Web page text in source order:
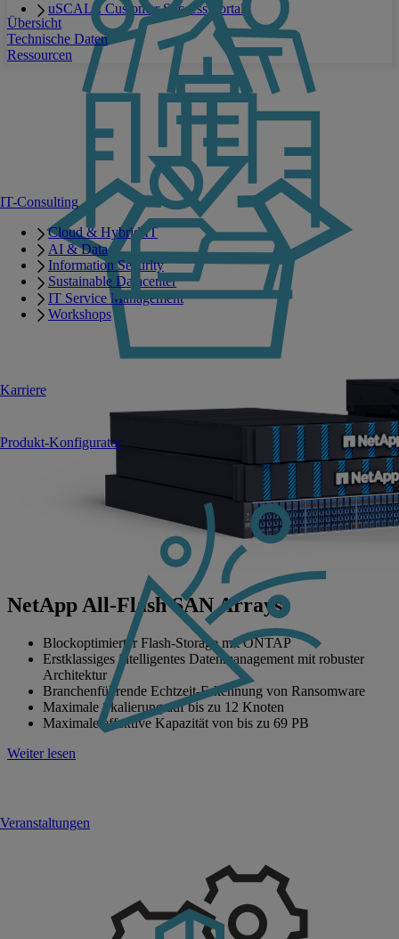
uSCALE Customer Success Portal
Produkt-Konfigurator
IT-Consulting
Cloud & Hybrid IT
AI & Data
Information Security
Sustainable Datacenter
IT Service Management
Workshops
Karriere
Veranstaltungen
Übersicht
Technische Daten
Ressourcen
NetApp All-Flash SAN Arrays
Blockoptimierter Flash-Storage mit ONTAP
Erstklassiges intelligentes Datenmanagement mit robuster
Architektur
Branchenführende Echtzeit-Erkennung von Ransomware
Maximale Skalierung auf bis zu 12 Knoten
Maximale effektive Kapazität von bis zu 69 PB
Weiter lesen